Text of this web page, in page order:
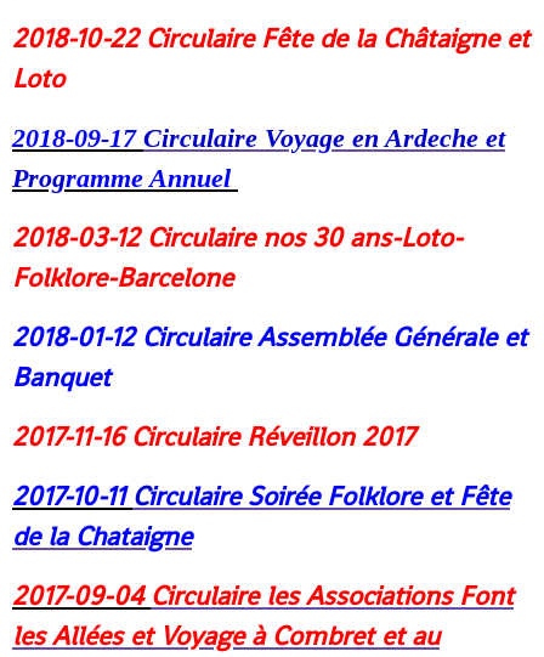
2018-10-22 Circulaire Fête de la Châtaigne et
Loto
2018-09-17 Circulaire Voyage en Ardeche et
Programme Annuel
2018-03-12 Circulaire nos 30 ans-Loto-
Folklore-Barcelone
2018-01-12 Circulaire Assemblée Générale et
Banquet
2017-11-16Circulaire Réveillon 2017
2017-10-11Circulaire Soirée Folklore et Fête
de la Chataigne
2017-09-04 Circulaire les Associations Font
les Allées et Voyage à Combret et au